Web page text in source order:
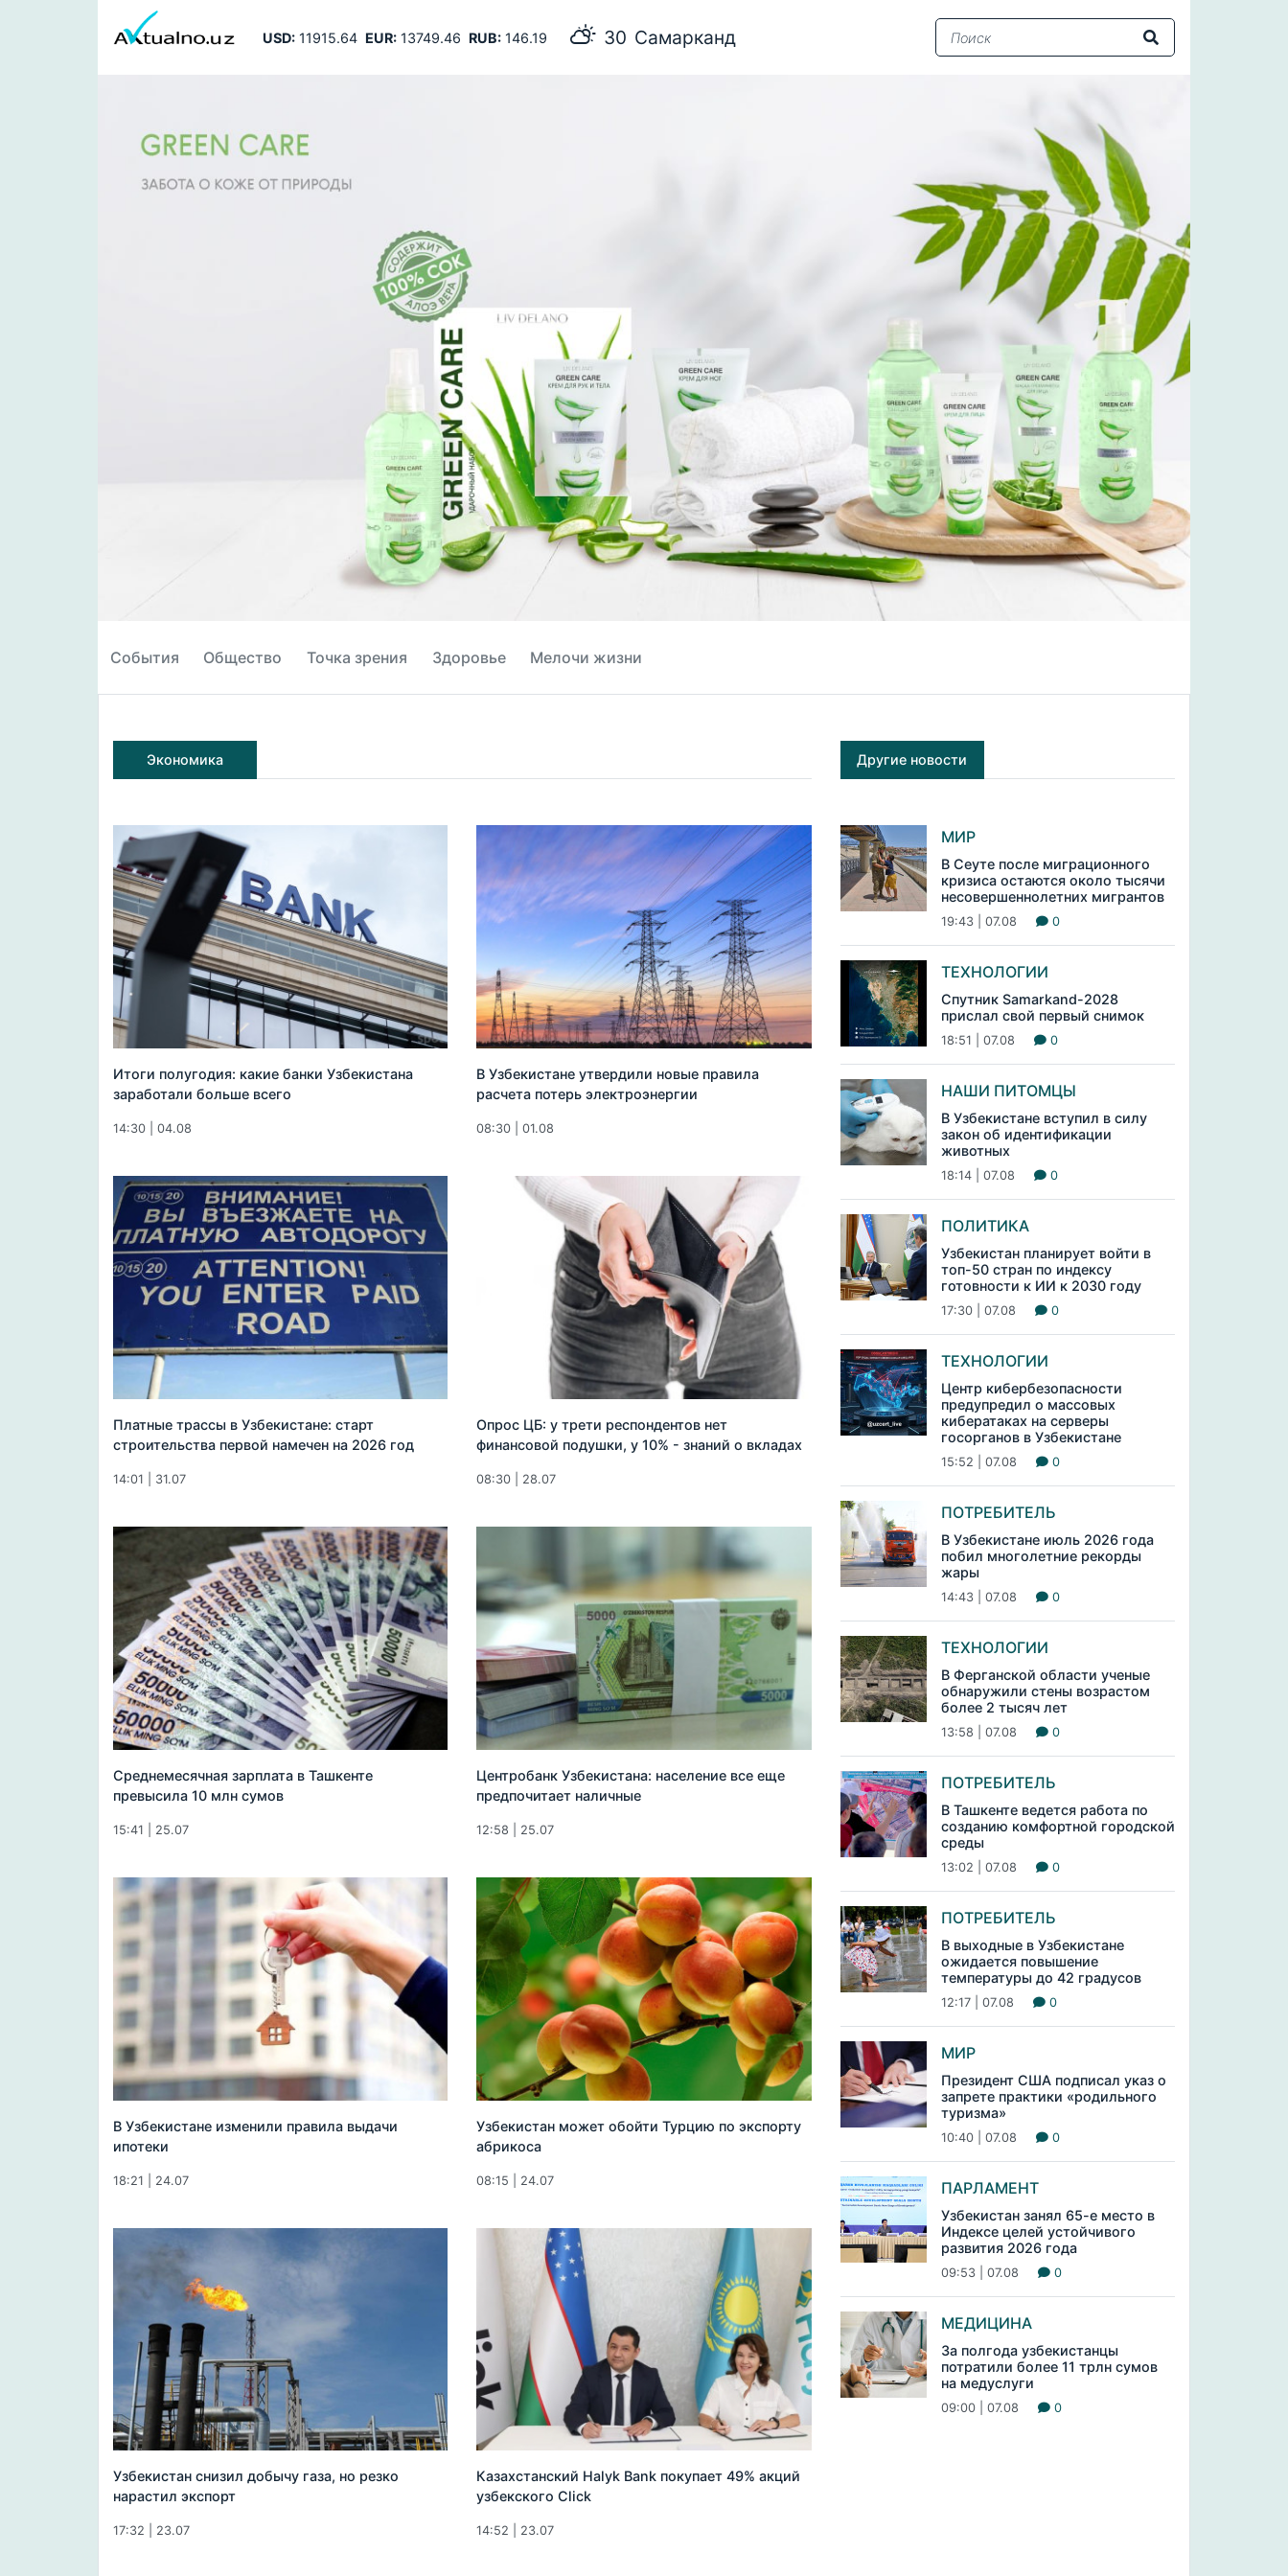
USD:11915.64 EUR:13749.46 RUB:146.19 30 Самарканд
События Общество Точка зрения Здоровье Мелочи жизни
Экономика
Итоги полугодия: какие банки Узбекистана
заработали больше всего
14:30 | 04.08
В Узбекистане утвердили новые правила
расчета потерь электроэнергии
08:30 | 01.08
Платные трассы в Узбекистане: старт
строительства первой намечен на 2026 год
14:01 | 31.07
Опрос ЦБ: у трети респондентов нет
финансовой подушки, у 10% - знаний о вкладах
08:30 | 28.07
Среднемесячная зарплата в Ташкенте
превысила 10 млн сумов
15:41 | 25.07
Центробанк Узбекистана: население все еще
предпочитает наличные
12:58 | 25.07
В Узбекистане изменили правила выдачи
ипотеки
18:21 | 24.07
Узбекистан может обойти Турцию по экспорту
абрикоса
08:15 | 24.07
Узбекистан снизил добычу газа, но резко
нарастил экспорт
17:32 | 23.07
Казахстанский Halyk Bank покупает 49% акций
узбекского Click
14:52 | 23.07
Другие новости
МИР
В Сеуте после миграционного
кризиса остаются около тысячи
несовершеннолетних мигрантов
19:43 | 07.08 0
ТЕХНОЛОГИИ
Спутник Samarkand-2028
прислал свой первый снимок
18:51 | 07.08 0
НАШИ ПИТОМЦЫ
В Узбекистане вступил в силу
закон об идентификации
животных
18:14 | 07.08 0
ПОЛИТИКА
Узбекистан планирует войти в
топ-50 стран по индексу
готовности к ИИ к 2030 году
17:30 | 07.08 0
ТЕХНОЛОГИИ
Центр кибербезопасности
предупредил о массовых
кибератаках на серверы
госорганов в Узбекистане
15:52 | 07.08 0
ПОТРЕБИТЕЛЬ
В Узбекистане июль 2026 года
побил многолетние рекорды
жары
14:43 | 07.08 0
ТЕХНОЛОГИИ
В Ферганской области ученые
обнаружили стены возрастом
более 2 тысяч лет
13:58 | 07.08 0
ПОТРЕБИТЕЛЬ
В Ташкенте ведется работа по
созданию комфортной городской
среды
13:02 | 07.08 0
ПОТРЕБИТЕЛЬ
В выходные в Узбекистане
ожидается повышение
температуры до 42 градусов
12:17 | 07.08 0
МИР
Президент США подписал указ о
запрете практики «родильного
туризма»
10:40 | 07.08 0
ПАРЛАМЕНТ
Узбекистан занял 65-е место в
Индексе целей устойчивого
развития 2026 года
09:53 | 07.08 0
МЕДИЦИНА
За полгода узбекистанцы
потратили более 11 трлн сумов
на медуслуги
09:00 | 07.08 0